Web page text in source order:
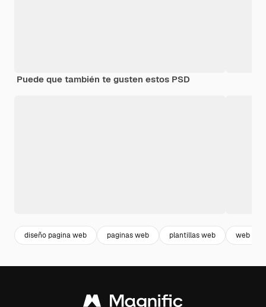
Puede que también te gusten estos PSD
diseño pagina web paginas web plantillas web web